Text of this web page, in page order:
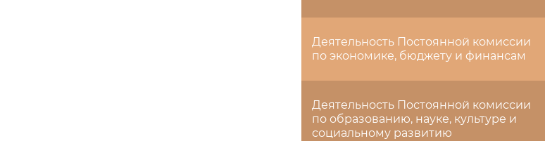
Деятельность Постоянной комиссии
по экономике, бюджету и финансам
Деятельность Постоянной комиссии
по образованию, науке, культуре и
социальному развитию